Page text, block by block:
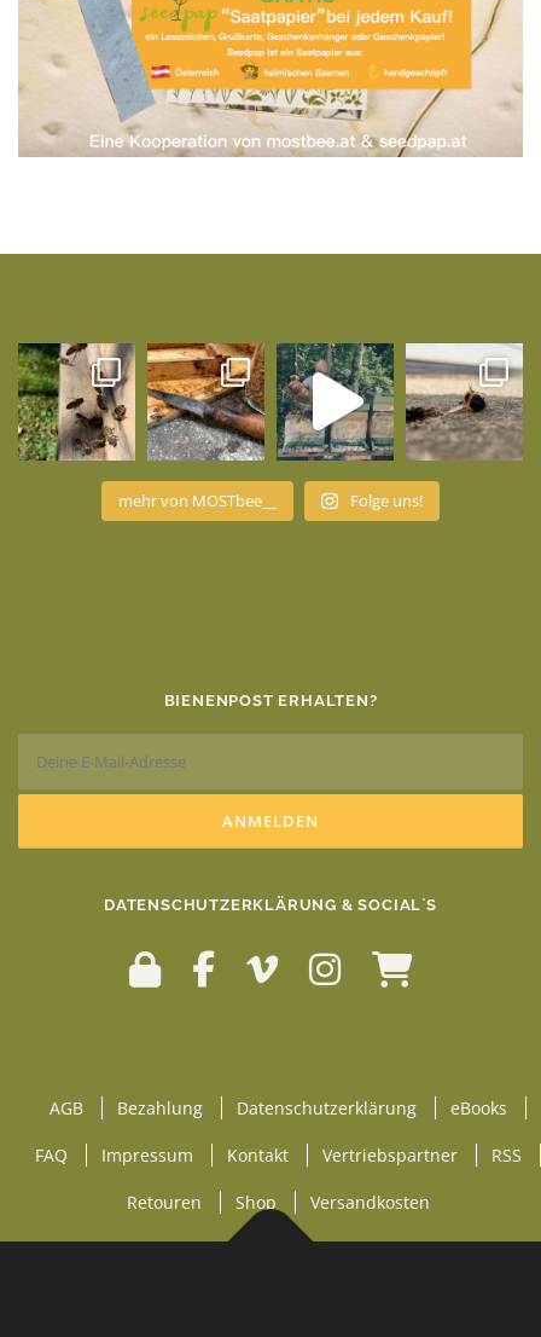
mehr von MOSTbee__ Folge uns!
BIENENPOST ERHALTEN?
DATENSCHUTZERKLÄRUNG & SOCIAL`S
AGB Bezahlung Datenschutzerklärung eBooks
FAQ Impressum Kontakt Vertriebspartner RSS
Retouren Shop Versandkosten